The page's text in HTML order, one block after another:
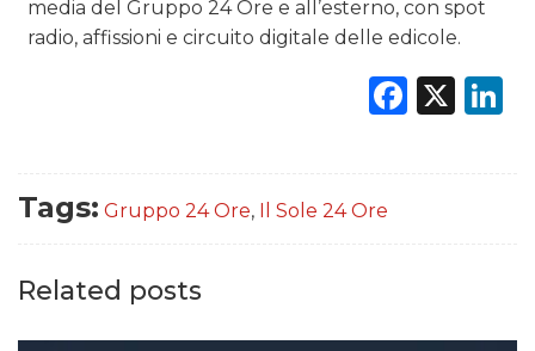
media del Gruppo 24 Ore e all’esterno, con spot
radio, affissioni e circuito digitale delle edicole.
X
Tags: Gruppo 24 Ore, Il Sole 24 Ore
Related posts